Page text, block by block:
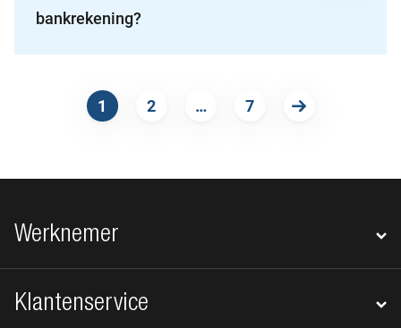
bankrekening?
1 2 … 7
Volgende
Footer navigatie
Werknemer
Klantenservice